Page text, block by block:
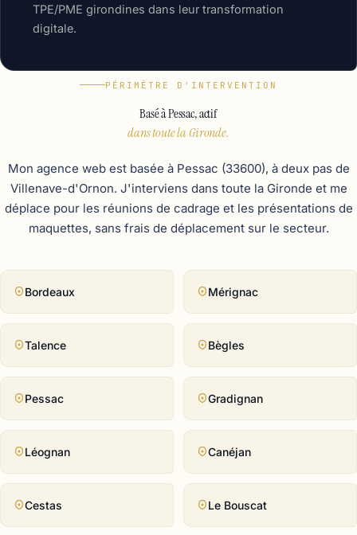
TPE/PME girondines dans leur transformation
digitale.
PÉRIMÈTRE D'INTERVENTION
Basé à Pessac, actif
dans toute la Gironde.
Mon agence web est basée à Pessac (33600), à deux pas de
Villenave-d'Ornon. J'interviens dans toute la Gironde et me
déplace pour les réunions de cadrage et les présentations de
maquettes, sans frais de déplacement sur le secteur.
Bordeaux Mérignac
Talence Bègles
Pessac Gradignan
Léognan Canéjan
Cestas Le Bouscat